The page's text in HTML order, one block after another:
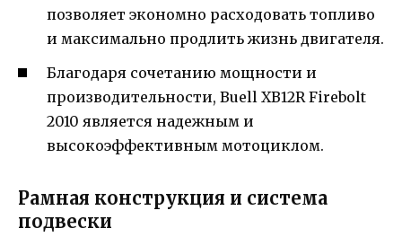
позволяет экономно расходовать топливо
и максимально продлить жизнь двигателя.
Благодаря сочетанию мощности и
производительности, Buell XB12R Firebolt
2010 является надежным и
высокоэффективным мотоциклом.
Рамная конструкция и система
подвески